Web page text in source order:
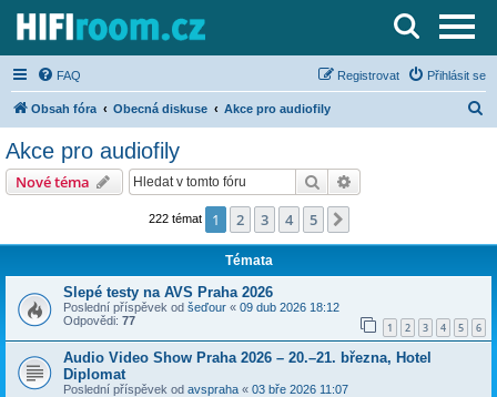
Server o Hi-Fi a AV technice
FAQ Přihlásit se
Registrovat
Obsah fóra Obecná diskuse Akce pro audiofily
Akce pro audiofily
Nové téma Hledat
222 témat 1 2 3 4 5
Témata
Slepé testy na AVS Praha 2026
Poslední příspěvek od šeďour « 09 dub 2026 18:12
Odpovědi: 77 1 2 3 4 5 6
Audio Video Show Praha 2026 – 20.–21. března, Hotel
Diplomat
Poslední příspěvek od avspraha « 03 bře 2026 11:07